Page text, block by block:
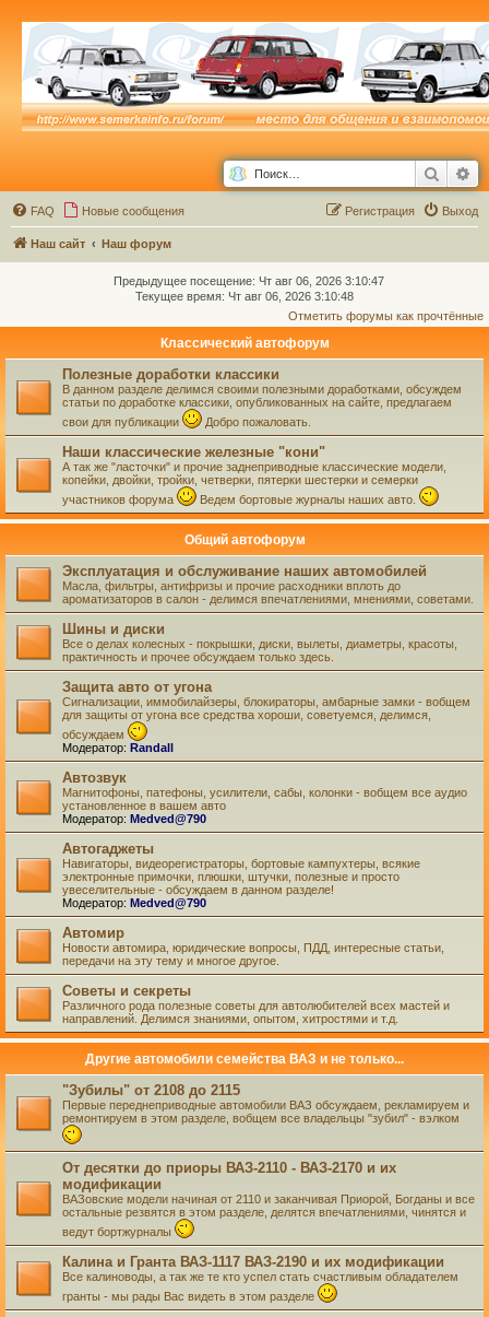
Поиск
FAQ Новые сообщения Выход
Регистрация
Наш сайт Наш форум
Предыдущее посещение: Чт авг 06, 2026 3:10:47
Текущее время: Чт авг 06, 2026 3:10:48
Отметить форумы как прочтённые
Классический автофорум
Полезные доработки классики
В данном разделе делимся своими полезными доработками, обсуждем
статьи по доработке классики, опубликованных на сайте, предлагаем
свои для публикации
Добро пожаловать.
Наши классические железные "кони"
А так же "ласточки" и прочие заднеприводные классические модели,
копейки, двойки, тройки, четверки, пятерки шестерки и семерки
участников форума
Ведем бортовые журналы наших авто.
Общий автофорум
Эксплуатация и обслуживание наших автомобилей
Масла, фильтры, антифризы и прочие расходники вплоть до
ароматизаторов в салон - делимся впечатлениями, мнениями, советами.
Шины и диски
Все о делах колесных - покрышки, диски, вылеты, диаметры, красоты,
практичность и прочее обсуждаем только здесь.
Защита авто от угона
Сигнализации, иммобилайзеры, блокираторы, амбарные замки - вобщем
для защиты от угона все средства хороши, советуемся, делимся,
обсуждаем
Модератор: Randall
Автозвук
Магнитофоны, патефоны, усилители, сабы, колонки - вобщем все аудио
установленное в вашем авто
Модератор: Medved@790
Автогаджеты
Навигаторы, видеорегистраторы, бортовые кампухтеры, всякие
электронные примочки, плюшки, штучки, полезные и просто
увеселительные - обсуждаем в данном разделе!
Модератор: Medved@790
Автомир
Новости автомира, юридические вопросы, ПДД, интересные статьи,
передачи на эту тему и многое другое.
Советы и секреты
Различного рода полезные советы для автолюбителей всех мастей и
направлений. Делимся знаниями, опытом, хитростями и т.д.
Другие автомобили семейства ВАЗ и не только...
"Зубилы" от 2108 до 2115
Первые переднеприводные автомобили ВАЗ обсуждаем, рекламируем и
ремонтируем в этом разделе, вобщем все владельцы "зубил" - вэлком
От десятки до приоры ВАЗ-2110 - ВАЗ-2170 и их
модификации
ВАЗовские модели начиная от 2110 и заканчивая Приорой, Богданы и все
остальные резвятся в этом разделе, делятся впечатлениями, чинятся и
ведут бортжурналы
Калина и Гранта ВАЗ-1117 ВАЗ-2190 и их модификации
Все калиноводы, а так же те кто успел стать счастливым обладателем
гранты - мы рады Вас видеть в этом разделе